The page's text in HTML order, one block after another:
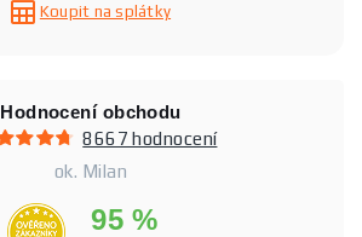
Koupit na splátky
Hodnocení obchodu
8667 hodnocení
ok. Milan
95 %